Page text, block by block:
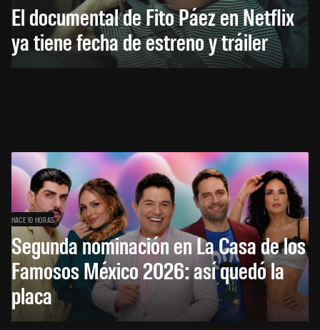
El documental de Fito Páez en Netflix
ya tiene fecha de estreno y tráiler
HACE 10 HORAS
Segunda nominación en La Casa de los
Famosos México 2026: así quedó la
placa